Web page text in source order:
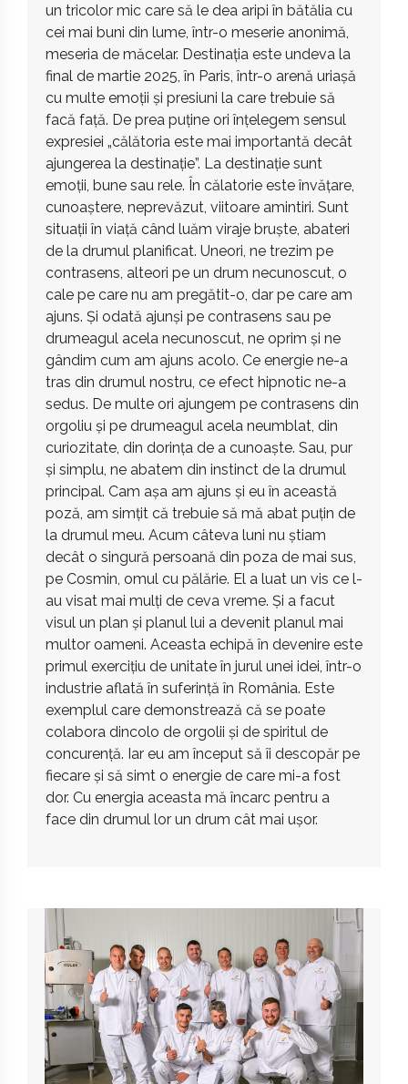
un tricolor mic care să le dea aripi în bătălia cu
cei mai buni din lume, într-o meserie anonimă,
meseria de măcelar. Destinația este undeva la
final de martie 2025, în Paris, într-o arenă uriașă
cu multe emoții și presiuni la care trebuie să
facă față. De prea puține ori înțelegem sensul
expresiei „călătoria este mai importantă decât
ajungerea la destinație”. La destinație sunt
emoții, bune sau rele. În călatorie este învățare,
cunoaștere, neprevăzut, viitoare amintiri. Sunt
situații în viață când luăm viraje bruște, abateri
de la drumul planificat. Uneori, ne trezim pe
contrasens, alteori pe un drum necunoscut, o
cale pe care nu am pregătit-o, dar pe care am
ajuns. Și odată ajunși pe contrasens sau pe
drumeagul acela necunoscut, ne oprim și ne
gândim cum am ajuns acolo. Ce energie ne-a
tras din drumul nostru, ce efect hipnotic ne-a
sedus. De multe ori ajungem pe contrasens din
orgoliu și pe drumeagul acela neumblat, din
curiozitate, din dorința de a cunoaște. Sau, pur
și simplu, ne abatem din instinct de la drumul
principal. Cam așa am ajuns și eu în această
poză, am simțit că trebuie să mă abat puțin de
la drumul meu. Acum câteva luni nu știam
decât o singură persoană din poza de mai sus,
pe Cosmin, omul cu pălărie. El a luat un vis ce l-
au visat mai mulți de ceva vreme. Și a facut
visul un plan și planul lui a devenit planul mai
multor oameni. Aceasta echipă în devenire este
primul exercițiu de unitate în jurul unei idei, într-o
industrie aflată în suferință în România. Este
exemplul care demonstrează că se poate
colabora dincolo de orgolii și de spiritul de
concurență. Iar eu am început să îi descopăr pe
fiecare și să simt o energie de care mi-a fost
dor. Cu energia aceasta mă încarc pentru a
face din drumul lor un drum cât mai ușor.